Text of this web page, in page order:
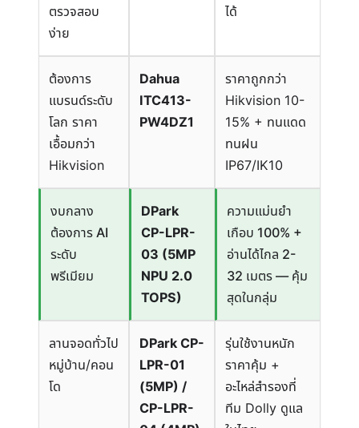
ตรวจสอบ
ง่าย
ได้
ต้องการ
แบรนด์ระดับ
โลก ราคา
เอื้อมกว่า
Hikvision
Dahua
ITC413-
PW4DZ1
ราคาถูกกว่า
Hikvision 10-
15% + ทนแดด
ทนฝน
IP67/IK10
งบกลาง
ต้องการ AI
ระดับ
พรีเมียม
DPark
CP-LPR-
03 (5MP
NPU 2.0
TOPS)
ความแม่นยำ
เกือบ 100% +
อ่านได้ไกล 2-
32 เมตร — คุ้ม
สุดในกลุ่ม
ลานจอดทั่วไป
หมู่บ้าน/คอน
โด
DPark CP-
LPR-01
(5MP) /
CP-LPR-
รุ่นใช้งานหนัก
ราคาคุ้ม +
อะไหล่สำรองที่
ทีม Dolly ดูแล